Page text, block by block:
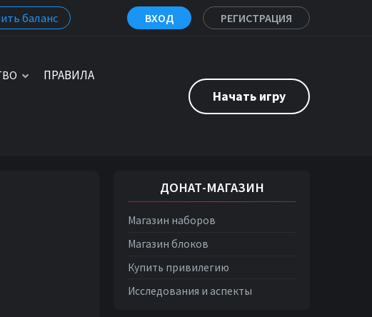
баланс ВХОД РЕГИСТРАЦИЯ
ПРАВИЛА
Начать игру
ДОНАТ-МАГАЗИН
Магазин наборов
Магазин блоков
Купить привилегию
Исследования и аспекты